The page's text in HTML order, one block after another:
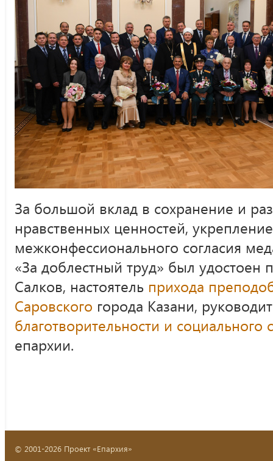
За большой вклад в сохранение и
нравственных ценностей,
межконфессионального согласия
«За доблестный труд» был
Салков, настоятель прихода
Саровского города Казани,
благотворительности и социального
епархии.
© 2001-2026 Проект «Епархия»